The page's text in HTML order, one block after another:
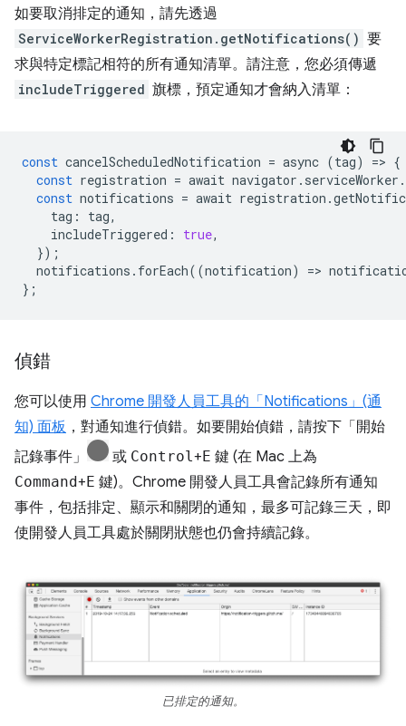
如要取消排定的通知，請先透過
ServiceWorkerRegistration.getNotifications() 要
求與特定標記相符的所有通知清單。請注意，您必須傳遞
includeTriggered 旗標，預定通知才會納入清單：
const cancelScheduledNotification = async (tag) => {
const registration = await navigator . serviceWorker .
const notifications = await registration .
tag : tag,
includeTriggered : true,
});
notifications . forEach((notification) =>
};
偵錯
您可以使用 Chrome 開發人員工具的「Notifications」(通
知) 面板 ，對通知進行偵錯。如要開始偵錯，請按下「開始
記錄事件」
或 Control+E 鍵 (在 Mac 上為
Command+E 鍵)。Chrome 開發人員工具會記錄所有通知
事件，包括排定、顯示和關閉的通知，最多可記錄三天，即
使開發人員工具處於關閉狀態也仍會持續記錄。
已排定的通知。